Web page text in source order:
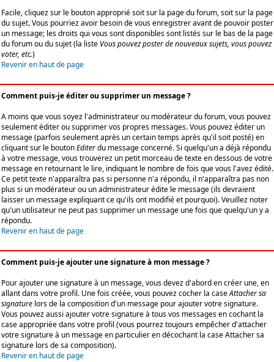
Facile, cliquez sur le bouton approprié soit sur la page du forum, soit sur la page
du sujet. Vous pourriez avoir besoin de vous enregistrer avant de pouvoir poster
un message; les droits qui vous sont disponibles sont listés sur le bas de la page
du forum ou du sujet (la liste Vous pouvez poster de nouveaux sujets, vous pouvez
voter, etc.)
Revenir en haut de page
Comment puis-je éditer ou supprimer un message ?
A moins que vous soyez l'administrateur ou modérateur du forum, vous pouvez
seulement éditer ou supprimer vos propres messages. Vous pouvez éditer un
message (parfois seulement après un certain temps après qu'il soit posté) en
cliquant sur le boutonEditerdu message concerné. Si quelqu'un a déjà répondu
à votre message, vous trouverez un petit morceau de texte en dessous de votre
message en retournant le lire, indiquant le nombre de fois que vous l'avez édité.
Ce petit texte n'apparaîtra pas si personne n'a répondu, il n'apparaîtra pas non
plus si un modérateur ou un administrateur édite le message (ils devraient
laisser un message expliquant ce qu'ils ont modifié et pourquoi). Veuillez noter
qu'un utilisateur ne peut pas supprimer un message une fois que quelqu'un y a
répondu.
Revenir en haut de page
Comment puis-je ajouter une signature à mon message ?
Pour ajouter une signature à un message, vous devez d'abord en créer une, en
allant dans votre profil. Une fois créée, vous pouvez cocher la caseAttacher sa
signature lors de la composition d'un message pour ajouter votre signature.
Vous pouvez aussi ajouter votre signature à tous vos messages en cochant la
case appropriée dans votre profil (vous pourrez toujours empêcher d'attacher
votre signature à un message en particulier en décochant la case Attacher sa
signature lors de sa composition).
Revenir en haut de page